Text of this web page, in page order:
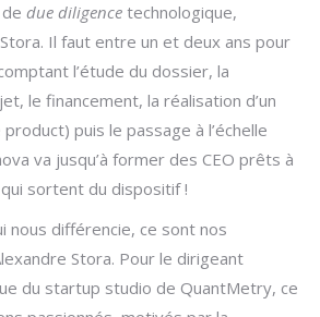
due diligence technologique,
Il faut entre un et deux ans pour
l’étude du dossier, la
le financement, la réalisation d’un
puis le passage à l’échelle
va jusqu’à former des CEO prêts à
sortent du dispositif !
nous différencie, ce sont nos
Stora. Pour le dirigeant
du startup studio de QuantMetry, ce